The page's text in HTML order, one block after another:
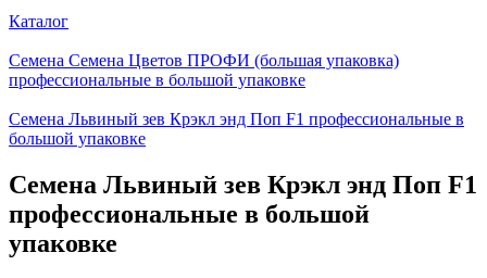
Каталог
Семена Семена Цветов ПРОФИ (большая упаковка)
профессиональные в большой упаковке
Семена Львиный зев Крэкл энд Поп F1 профессиональные в
большой упаковке
Семена Львиный зев Крэкл энд Поп F1
профессиональные в большой
упаковке